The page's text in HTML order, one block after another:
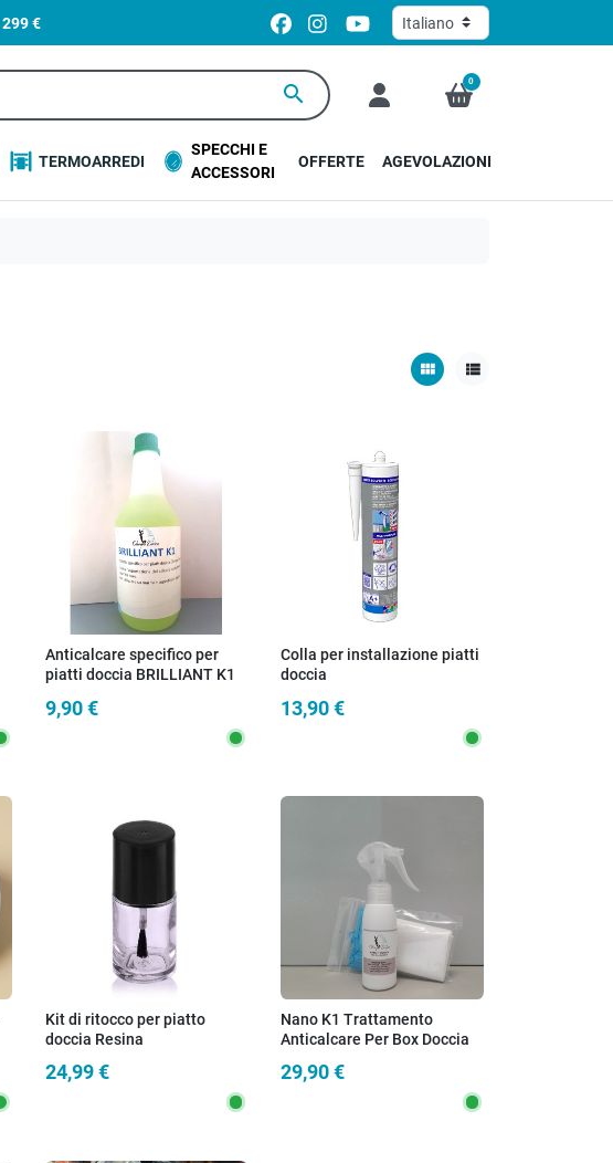
299 €
search 0
TERMOARREDI
SPECCHI E
ACCESSORI
OFFERTE AGEVOLAZIONI
view_module view_list
Anticalcare specifico per
piatti doccia BRILLIANT K1
9,90 €
Colla per installazione piatti
doccia
13,90 €
Kit di ritocco per piatto
doccia Resina
24,99 €
Nano K1 Trattamento
Anticalcare Per Box Doccia
29,90 €